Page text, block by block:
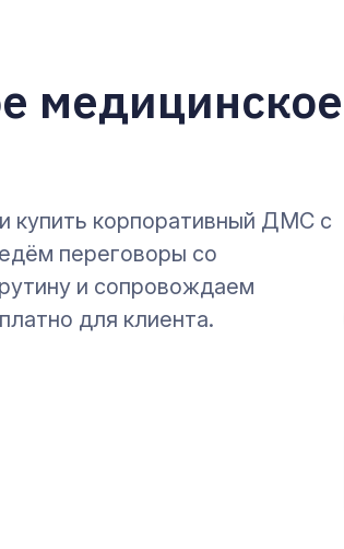
медицинское
купить корпоративный ДМС с
переговоры со
и сопровождаем
для клиента.